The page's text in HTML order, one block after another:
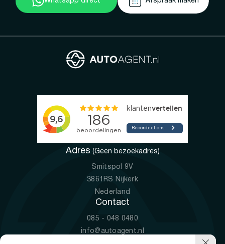
Adres (Geen bezoekadres)
Smitspol 9V
3861RS Nijkerk
Nederland
Contact
085 - 048 0480
info@autoagent.nl